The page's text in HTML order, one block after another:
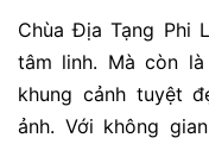
Chùa Địa Tạng Phi
tâm linh. Mà còn
khung cảnh tuyệt
ảnh. Với không